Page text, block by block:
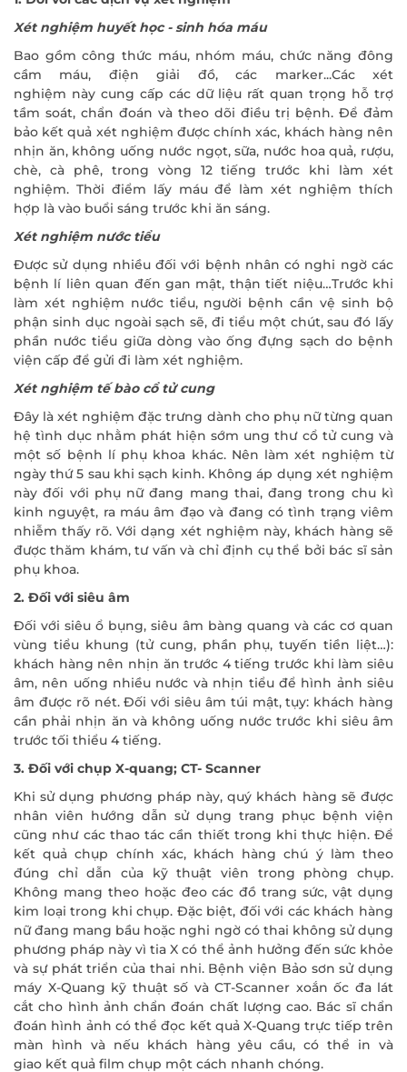
Xét nghiệm huyết học - sinh hóa máu
Bao gồm công thức máu, nhóm máu, chức năng đông
cầm máu, điện giải đồ, các marker...Các xét
nghiệm này cung cấp các dữ liệu rất quan trọng hỗ trợ
tầm soát, chẩn đoán và theo dõi điều trị bệnh. Để đảm
bảo kết quả xét nghiệm được chính xác, khách hàng nên
nhịn ăn, không uống nước ngọt, sữa, nước hoa quả, rượu,
chè, cà phê, trong vòng 12 tiếng trước khi làm xét
nghiệm. Thời điểm lấy máu để làm xét nghiệm thích
hợp là vào buổi sáng trước khi ăn sáng.
Xét nghiệm nước tiểu
Được sử dụng nhiều đối với bệnh nhân có nghi ngờ các
bệnh lí liên quan đến gan mật, thận tiết niệu…Trước khi
làm xét nghiệm nước tiểu, người bệnh cần vệ sinh bộ
phận sinh dục ngoài sạch sẽ, đi tiểu một chút, sau đó lấy
phần nước tiểu giữa dòng vào ống đựng sạch do bệnh
viện cấp để gửi đi làm xét nghiệm.
Xét nghiệm tế bào cổ tử cung
Đây là xét nghiệm đặc trưng dành cho phụ nữ từng quan
hệ tình dục nhằm phát hiện sớm ung thư cổ tử cung và
một số bệnh lí phụ khoa khác. Nên làm xét nghiệm từ
ngày thứ 5 sau khi sạch kinh. Không áp dụng xét nghiệm
này đối với phụ nữ đang mang thai, đang trong chu kì
kinh nguyệt, ra máu âm đạo và đang có tình trạng viêm
nhiễm thấy rõ. Với dạng xét nghiệm này, khách hàng sẽ
được thăm khám, tư vấn và chỉ định cụ thể bởi bác sĩ sản
phụ khoa.
2. Đối với siêu âm
Đối với siêu ổ bụng, siêu âm bàng quang và các cơ quan
vùng tiểu khung (tử cung, phần phụ, tuyến tiền liệt…):
khách hàng nên nhịn ăn trước 4 tiếng trước khi làm siêu
âm, nên uống nhiều nước và nhịn tiểu để hình ảnh siêu
âm được rõ nét. Đối với siêu âm túi mật, tụy: khách hàng
cần phải nhịn ăn và không uống nước trước khi siêu âm
trước tối thiểu 4 tiếng.
3. Đối với chụp X-quang; CT- Scanner
Khi sử dụng phương pháp này, quý khách hàng sẽ được
nhân viên hướng dẫn sử dụng trang phục bệnh viện
cũng như các thao tác cần thiết trong khi thực hiện. Để
kết quả chụp chính xác, khách hàng chú ý làm theo
đúng chỉ dẫn của kỹ thuật viên trong phòng chụp.
Không mang theo hoặc đeo các đồ trang sức, vật dụng
kim loại trong khi chụp. Đặc biệt, đối với các khách hàng
nữ đang mang bầu hoặc nghi ngờ có thai không sử dụng
phương pháp này vì tia X có thể ảnh hưởng đến sức khỏe
và sự phát triển của thai nhi. Bệnh viện Bảo sơn sử dụng
máy X-Quang kỹ thuật số và CT-Scanner xoắn ốc đa lát
cắt cho hình ảnh chẩn đoán chất lượng cao. Bác sĩ chẩn
đoán hình ảnh có thể đọc kết quả X-Quang trực tiếp trên
màn hình và nếu khách hàng yêu cầu, có thể in và
giao kết quả film chụp một cách nhanh chóng.